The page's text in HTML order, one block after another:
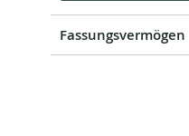
Fassungsvermögen